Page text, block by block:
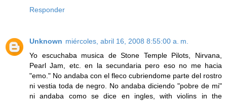
Responder
Unknown miércoles, abril 16, 2008 8:55:00 a. m.
Yo escuchaba musica de Stone Temple Pilots, Nirvana,
Pearl Jam, etc. en la secundaria pero eso no me hacia
"emo." No andaba con el fleco cubriendome parte del rostro
ni vestia toda de negro. No andaba diciendo "pobre de mi"
ni andaba como se dice en ingles, with violins in the